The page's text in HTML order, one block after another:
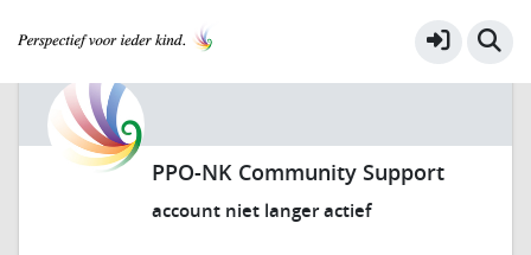
PPO-NK Community Support
account niet langer actief